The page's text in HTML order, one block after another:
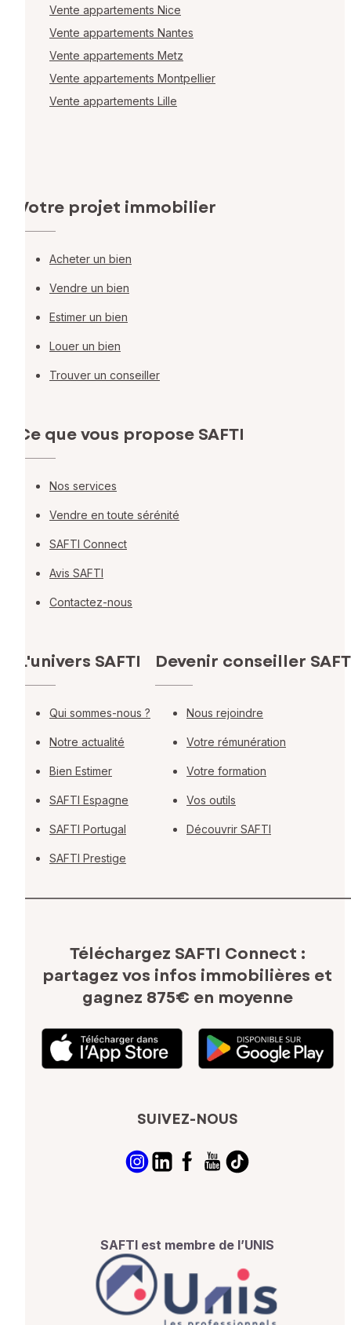
Vente appartements Nice
Vente appartements Nantes
Vente appartements Metz
Vente appartements Montpellier
Vente appartements Lille
Votre projet immobilier
Acheter un bien
Vendre un bien
Estimer un bien
Louer un bien
Trouver un conseiller
Ce que vous propose SAFTI
Nos services
Vendre en toute sérénité
SAFTI Connect
Avis SAFTI
Contactez-nous
L'univers SAFTI
Qui sommes-nous ?
Notre actualité
Bien Estimer
SAFTI Espagne
SAFTI Portugal
SAFTI Prestige
Devenir conseiller
Nous rejoindre
Votre rémunération
Votre formation
Vos outils
Découvrir SAFTI
Téléchargez SAFTI Connect :
partagez vos infos immobilières et
gagnez 875€ en moyenne
SUIVEZ-NOUS
SAFTI est membre de l’UNIS